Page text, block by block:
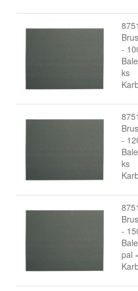
-
ks
-
ks
-
pal